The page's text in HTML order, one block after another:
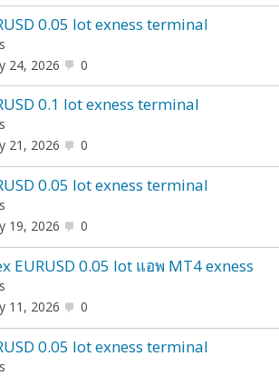
0.05 lot exness terminal
24, 2026
0
0.1 lot exness terminal
21, 2026
0
0.05 lot exness terminal
19, 2026
0
EURUSD 0.05 lot แอพ MT4 exness
11, 2026
0
0.05 lot exness terminal